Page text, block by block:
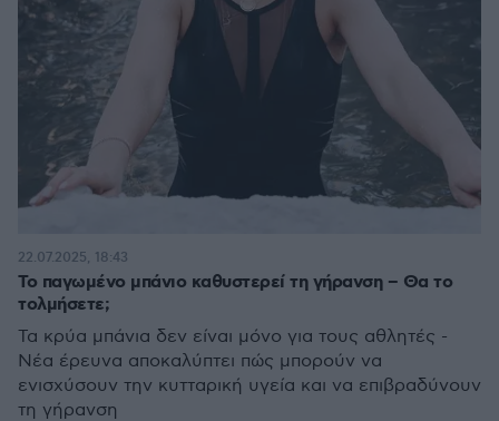
Το παγωμένο μπάνιο καθυστερεί τη γήρανση – Θα το
τολμήσετε;
Τα κρύα μπάνια δεν είναι μόνο για τους αθλητές -
Νέα έρευνα αποκαλύπτει πώς μπορούν να
ενισχύσουν την κυτταρική υγεία και να επιβραδύνουν
τη γήρανση
22.07.2025, 18:43